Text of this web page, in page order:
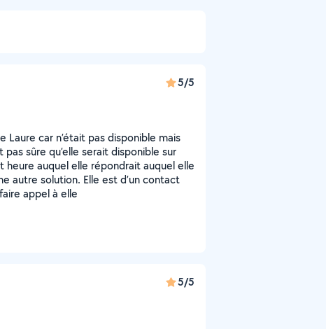
5/5
Laure car n’était pas disponible mais
sûre qu’elle serait disponible sur
heure auquel elle répondrait auquel elle
autre solution. Elle est d’un contact
appel à elle
5/5